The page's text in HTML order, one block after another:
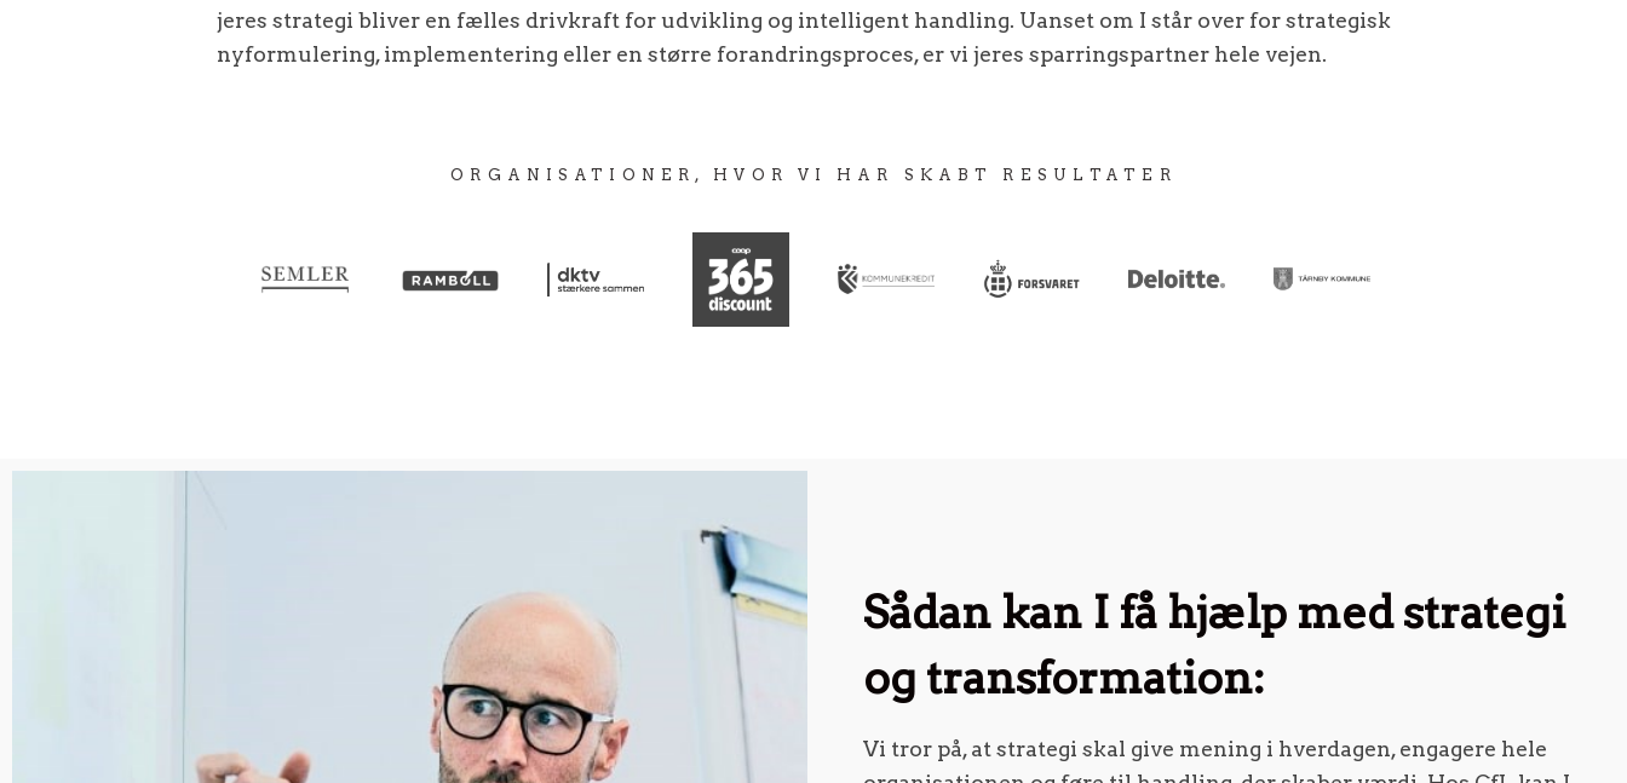
jeres strategi bliver en fælles drivkraft for udvikling og intelligent handling. Uanset om I står over for strategisk
nyformulering, implementering eller en større forandringsproces, er vi jeres sparringspartner hele vejen.
ORGANISATIONER, HVOR VI HAR SKABT RESULTATER
Sådan kan I få hjælp med strategi
og transformation:
Vi tror på, at strategi skal give mening i hverdagen, engagere hele